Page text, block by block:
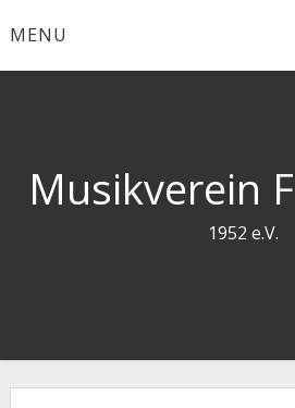
toMENU
Musikverein
1952 e.V.